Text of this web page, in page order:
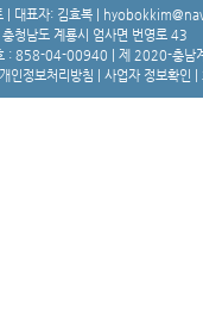
| 대표자: 김효복 |
충청남도 계룡시 엄사면 번영로 43
: 858-04-00940 | 제 2020-충남
개인정보처리방침 사업자 정보확인